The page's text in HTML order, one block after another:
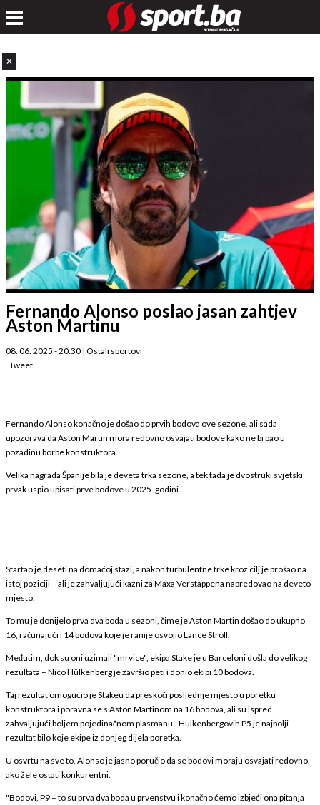
✕
Fernando Alonso poslao jasan zahtjev
Aston Martinu
08. 06. 2025 - 20:30 | Ostali sportovi
Tweet
Fernando Alonso konačno je došao do prvih bodova ove sezone, ali sada
upozorava da Aston Martin mora redovno osvajati bodove kako ne bi pao u
pozadinu borbe konstruktora.
Velika nagrada Španije bila je deveta trka sezone, a tek tada je dvostruki svjetski
prvak uspio upisati prve bodove u 2025. godini.
Startao je deseti na domaćoj stazi, a nakon turbulentne trke kroz cilj je prošao na
istoj poziciji – ali je zahvaljujući kazni za Maxa Verstappena napredovao na deveto
mjesto.
To mu je donijelo prva dva boda u sezoni, čime je Aston Martin došao do ukupno
16, računajući i 14 bodova koje je ranije osvojio Lance Stroll.
Međutim, dok su oni uzimali "mrvice", ekipa Stake je u Barceloni došla do velikog
rezultata – Nico Hülkenberg je završio peti i donio ekipi 10 bodova.
Taj rezultat omogućio je Stakeu da preskoči posljednje mjesto u poretku
konstruktora i poravna se s Aston Martinom na 16 bodova, ali su ispred
zahvaljujući boljem pojedinačnom plasmanu - Hulkenbergovih P5 je najbolji
rezultat bilo koje ekipe iz donjeg dijela poretka.
U osvrtu na sve to, Alonso je jasno poručio da se bodovi moraju osvajati redovno,
ako žele ostati konkurentni.
"Bodovi, P9 – to su prva dva boda u prvenstvu i konačno ćemo izbjeći ona pitanja